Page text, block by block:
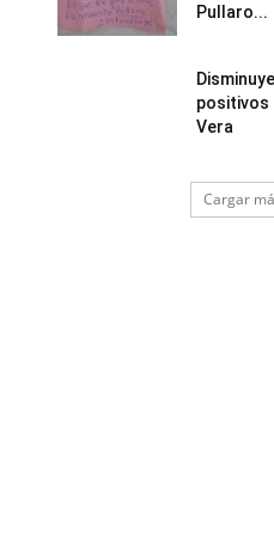
Pullaro...
positivos
Vera
Cargar